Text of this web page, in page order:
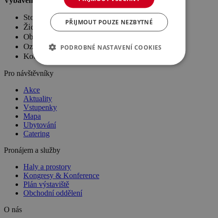
Stoly
Židle
Obrazovka
Ozvučení
Koberec
Pro návštěvníky
Akce
Aktuality
Vstupenky
Mapa
Ubytování
Catering
Pronájem a služby
Haly a prostory
Kongresy & Konference
Plán výstaviště
Obchodní oddělení
O nás
PŘIJMOUT POUZE NEZBYTNÉ
PODROBNÉ NASTAVENÍ COOKIES